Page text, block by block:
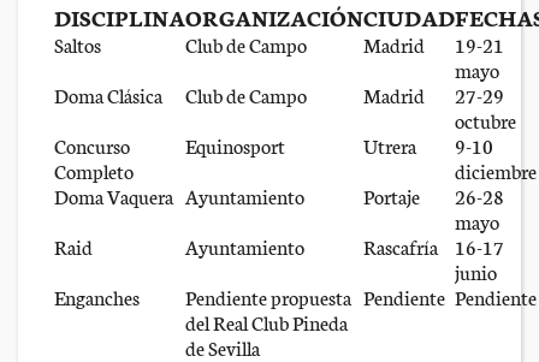
DISCIPLINAORGANIZACIÓNCIUDAD
Saltos Club de Campo Madrid
19-21
mayo
Doma Clásica
Club de Campo Madrid
27-29
octubre
Concurso
Completo
Equinosport Utrera
9-10
diciembre
Doma Vaquera Ayuntamiento Portaje
26-28
mayo
Raid
Ayuntamiento Rascafría
16-17
junio
Enganches
Pendiente propuesta
del Real Club Pineda
de Sevilla
Pendiente Pendiente